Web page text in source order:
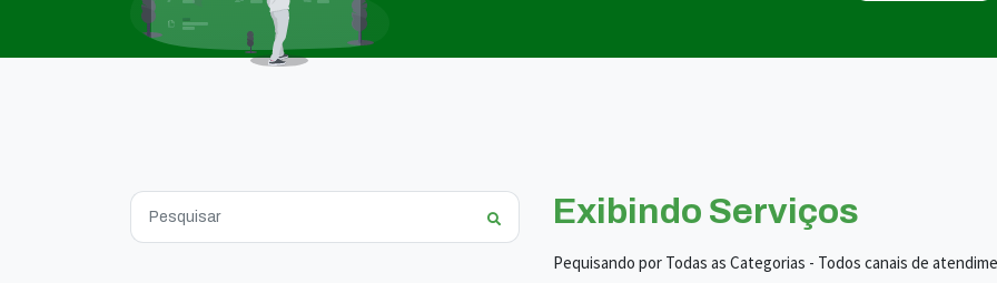
Exibindo Serviços
Pequisando por Todas as Categorias - Todos canais de